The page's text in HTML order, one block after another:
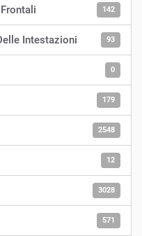
142
Intestazioni 93
0
179
2548
12
3028
571